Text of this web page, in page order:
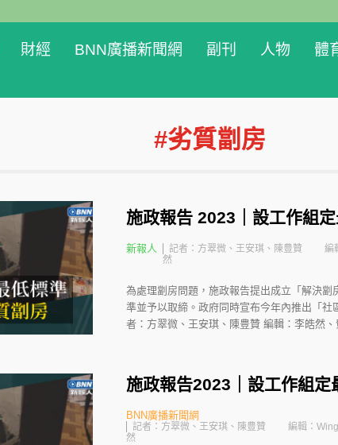
財經 BNN廣播新聞網 副刊 人物 體
#劣質劏房
施政報告 2023｜設工作組
新報人 記者：方翠微、王安琪、陳豊贊
編
然
為處理劏房問題，施政報告提出成立「解決
準並予以取締。政府同時宣布今年內推出「
者：方翠微、王安琪、陳豊贊 編輯：李皓然
施政報告2023｜設工作組
BNN廣播新聞網
記者：方翠微、王安琪、陳豊贊
編輯：
然